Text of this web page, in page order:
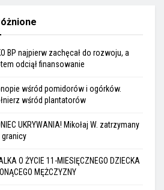
BP najpierw zachęcał do rozwoju, a
odciął finansowanie
wśród pomidorów i ogórków.
wśród plantatorów
UKRYWANIA! Mikołaj W. zatrzymany
granicy
O ŻYCIE 11-MIESIĘCZNEGO DZIECKA
MĘŻCZYZNY